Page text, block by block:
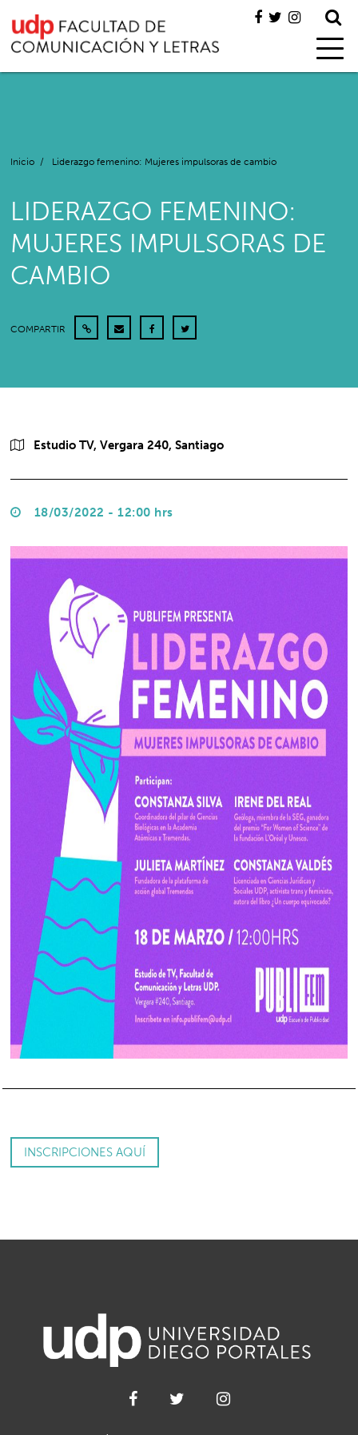
Inicio / Liderazgo femenino: Mujeres impulsoras de cambio
LIDERAZGO FEMENINO:
MUJERES IMPULSORAS DE
CAMBIO
COMPARTIR
Estudio TV, Vergara 240, Santiago
18/03/2022 - 12:00 hrs
INSCRIPCIONES AQUÍ